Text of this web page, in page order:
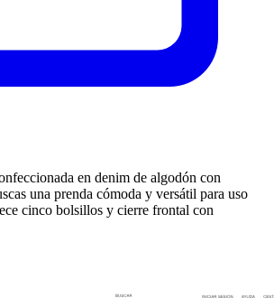
en denim de algodón con
una prenda cómoda y versátil para uso
cinco bolsillos y cierre frontal con